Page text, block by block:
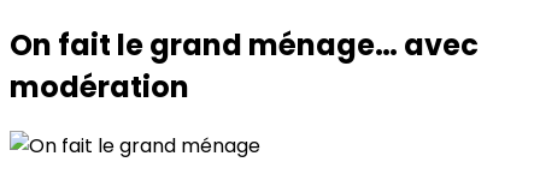
On fait le grand ménage… avec
modération